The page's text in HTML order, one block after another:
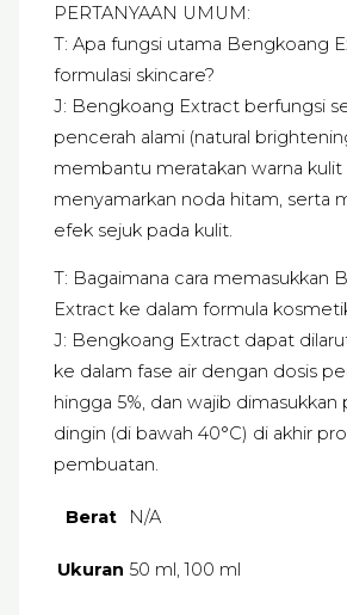
PERTANYAAN UMUM:
T: Apa fungsi utama Bengkoang
formulasi skincare?
J: Bengkoang Extract berfungsi
pencerah alami (natural
membantu meratakan warna kulit
menyamarkan noda hitam, serta
efek sejuk pada kulit.
T: Bagaimana cara memasukkan
Extract ke dalam formula
J: Bengkoang Extract dapat
ke dalam fase air dengan dosis
hingga 5%, dan wajib dimasukkan
dingin (di bawah 40°C) di akhir
pembuatan.
Berat N/A
Ukuran 50 ml, 100 ml